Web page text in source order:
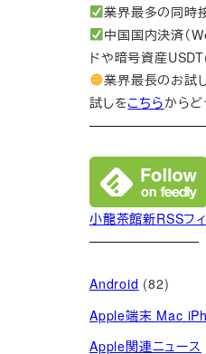
業界最多の同時
中国国内決済（
ドや暗号資産
業界最長のお試
試しをこちらから
小龍茶館新RSSフ
Android (82)
Apple端末 Mac
Apple関連ニュース